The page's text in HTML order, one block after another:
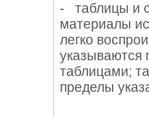
- таблицы и
материалы
легко
указываются
таблицами;
пределы